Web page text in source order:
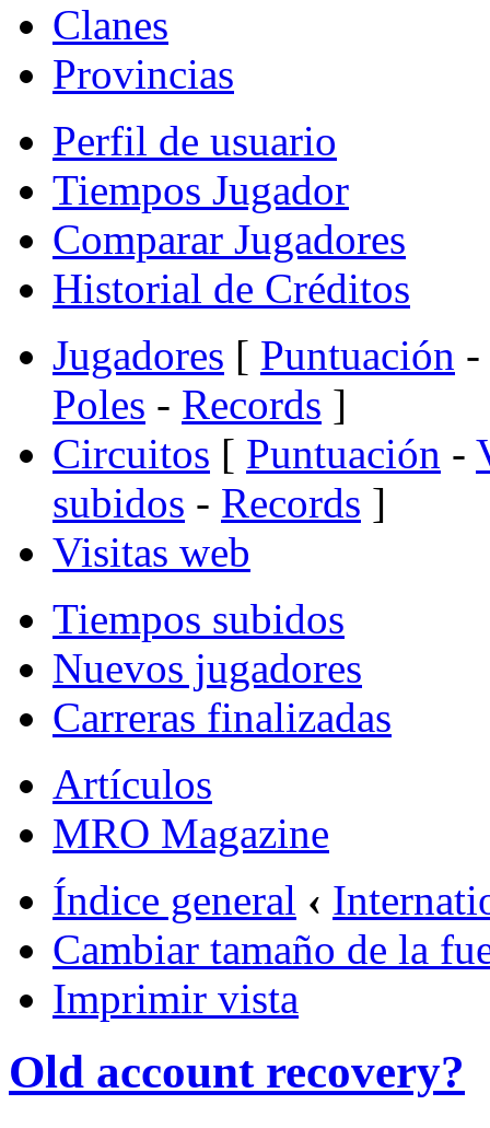
Clanes
Provincias
Perfil de usuario
Tiempos Jugador
Comparar Jugadores
Historial de Créditos
Jugadores [ Puntuación -
Poles - Records ]
Circuitos [ Puntuación -
subidos - Records ]
Visitas web
Tiempos subidos
Nuevos jugadores
Carreras finalizadas
Artículos
MRO Magazine
Índice general ‹
Cambiar tamaño de la
Imprimir vista
Old account recovery?